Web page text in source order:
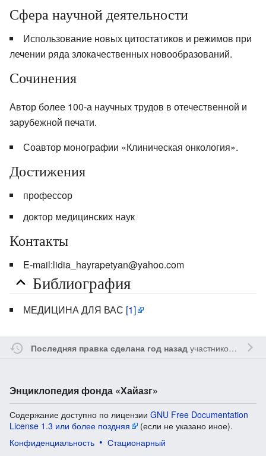
Сфера научной деятельности
Использование новых цитостатиков и режимов при
лечении ряда злокачественных новообразований.
Сочинения
Автор более 100-а научных трудов в отечественной и
зарубежной печати.
Соавтор монографии «Клиническая онкология».
Достижения
профессор
доктор медицинских наук
Контакты
E-mail:lidia_hayrapetyan@yahoo.com
Библиография
МЕДИЦИНА ДЛЯ ВАС [1]
Последняя правка сделана год назадучастником
Энциклопедия фонда «Хайазг»
Содержание доступно по лицензии GNU Free Documentation
License 1.3 или более поздняя
(если не указано иное).
Конфиденциальность
Стационарный